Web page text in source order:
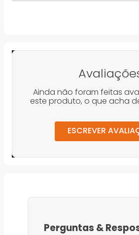
Ainda não foram feitas
este produto, o que acha
ESCREVER
Perguntas &